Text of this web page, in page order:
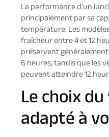
La performance d'un
principalement par sa
température. Les
fraîcheur entre 4 et 12
préservent
6 heures, tandis que les
peuvent atteindre 12
Le choix
adapté à